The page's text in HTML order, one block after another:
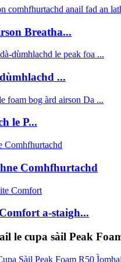
Breatha...
...
le P...
Comhfhurtachd
a-staigh...
le cupa sàil Peak